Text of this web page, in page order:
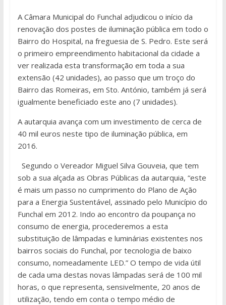
A Câmara Municipal do Funchal adjudicou o início da
renovação dos postes de iluminação pública em todo o
Bairro do Hospital, na freguesia de S. Pedro. Este será
o primeiro empreendimento habitacional da cidade a
ver realizada esta transformação em toda a sua
extensão (42 unidades), ao passo que um troço do
Bairro das Romeiras, em Sto. António, também já será
igualmente beneficiado este ano (7 unidades).
A autarquia avança com um investimento de cerca de
40 mil euros neste tipo de iluminação pública, em
2016.
Segundo o Vereador Miguel Silva Gouveia, que tem
sob a sua alçada as Obras Públicas da autarquia, “este
é mais um passo no cumprimento do Plano de Ação
para a Energia Sustentável, assinado pelo Município do
Funchal em 2012. Indo ao encontro da poupança no
consumo de energia, procederemos a esta
substituição de lâmpadas e luminárias existentes nos
bairros sociais do Funchal, por tecnologia de baixo
consumo, nomeadamente LED.” O tempo de vida útil
de cada uma destas novas lâmpadas será de 100 mil
horas, o que representa, sensivelmente, 20 anos de
utilização, tendo em conta o tempo médio de